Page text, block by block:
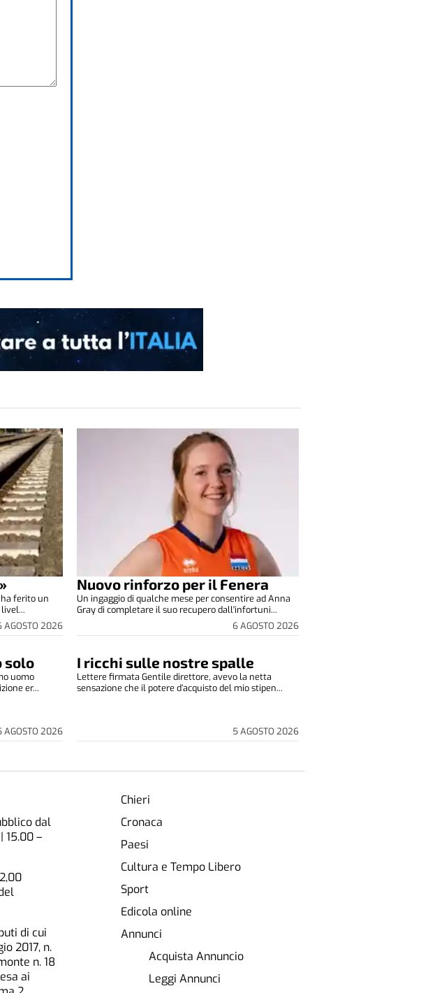
AGOSTO 2026
ferito un
Nuovo rinforzo per il Fenera
6 AGOSTO 2026
Un ingaggio di qualche mese per consentire ad Anna
Gray di completare il suo recupero dall'infortuni...
solo
AGOSTO 2026
uomo
er...
I ricchi sulle nostre spalle
5 AGOSTO 2026
Lettere firmata Gentile direttore, avevo la netta
sensazione che il potere d’acquisto del mio stipen...
dal
15.00 –
di cui
2017, n.
n. 18
ai
Chieri
Cronaca
Paesi
Cultura e Tempo Libero
Sport
Edicola online
Annunci
Acquista Annuncio
Leggi Annunci